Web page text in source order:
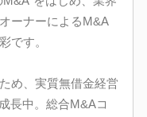
ーナーによるM&A
です。
め、実質無借金経営
長中。総合M&Aコ